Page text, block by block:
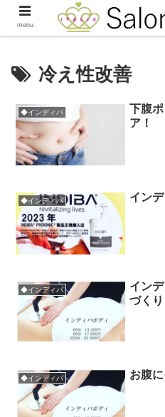
冷え性改善
◆インディバ
下腹
ア！
◆インディバ イン
◆インディバ
イン
づくり
◆インディバ お腹
menu